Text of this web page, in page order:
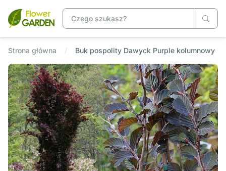
Strona główna Buk pospolity Dawyck Purple kolumnowy